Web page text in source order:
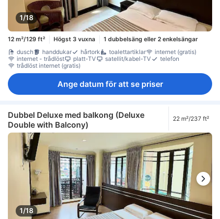
1/18
12 m²/129 ft² Högst 3 vuxna
1 dubbelsäng eller 2 enkelsängar
dusch
handdukar hårtork toalettartiklar
internet (gratis)
internet - trådlöst
platt-TV satellit/kabel-TV
telefon
trådlöst internet (gratis)
Ange datum för att se priser
Dubbel Deluxe med balkong (Deluxe
Double with Balcony)
22 m²/237 ft²
1/18